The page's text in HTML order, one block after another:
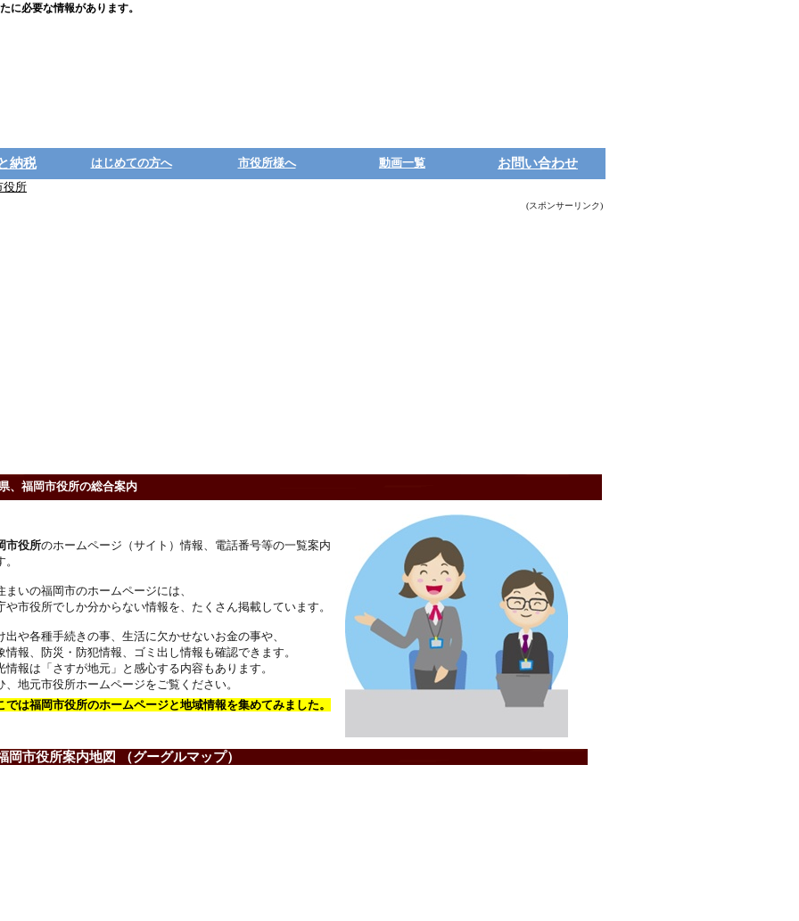
必要な情報があります。
納税 はじめての方へ 市役所様へ 動画一覧 お問い合わせ
役所
(スポンサーリンク)
、福岡市役所の総合案内
市役所のホームページ（サイト）情報、電話番号等の一覧案内
まいの福岡市のホームページには、
や市役所でしか分からない情報を、たくさん掲載しています。
出や各種手続きの事、生活に欠かせないお金の事や、
情報、防災・防犯情報、ゴミ出し情報も確認できます。
情報は「さすが地元」と感心する内容もあります。
、地元市役所ホームページをご覧ください。
では福岡市役所のホームページと地域情報を集めてみました。
市役所案内地図 （グーグルマップ）